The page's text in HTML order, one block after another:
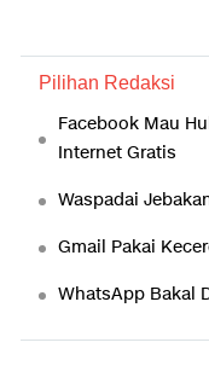
Pilihan Redaksi
Facebook Mau
Internet Gratis
Waspadai
Gmail Pakai
WhatsApp Bakal